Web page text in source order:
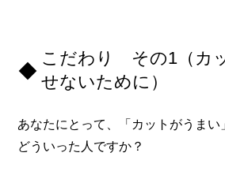
こだわり その1（カ
せないために）
あなたにとって、「カットがうまい
どういった人ですか？